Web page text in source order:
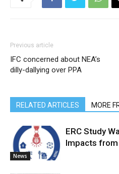
Previous article
IFC concerned about NEA’s
dilly-dallying over PPA
RELATED ARTICLES MORE
News
ERC Study
Impacts